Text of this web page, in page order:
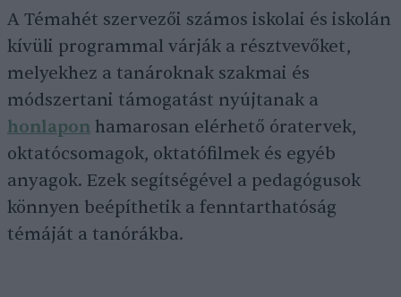
A Témahét szervezői számos iskolai és iskolán
kívüli programmal várják a résztvevőket,
melyekhez a tanároknak szakmai és
módszertani támogatást nyújtanak a
honlapon hamarosan elérhető óratervek,
oktatócsomagok, oktatófilmek és egyéb
anyagok. Ezek segítségével a pedagógusok
könnyen beépíthetik a fenntarthatóság
témáját a tanórákba.